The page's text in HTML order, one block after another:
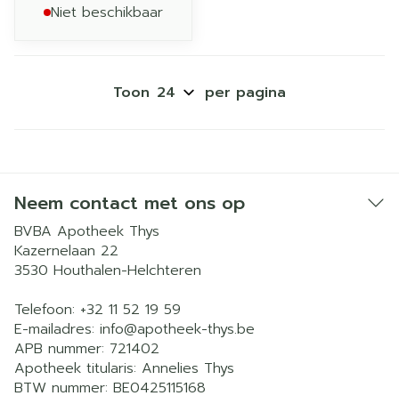
Niet beschikbaar
Toon per pagina
Neem contact met ons op
BVBA Apotheek Thys
Kazernelaan 22
3530 Houthalen-Helchteren
Telefoon: +32 11 52 19 59
E-mailadres: info@apotheek-thys.be
APB nummer: 721402
Apotheek titularis: Annelies Thys
BTW nummer: BE0425115168